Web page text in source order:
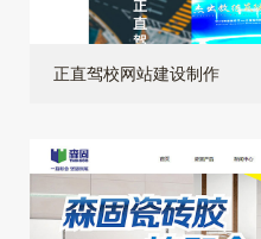
正直驾校网站建设制作